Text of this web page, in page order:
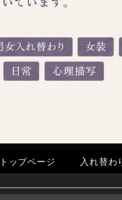
トップページ 入れ替わ